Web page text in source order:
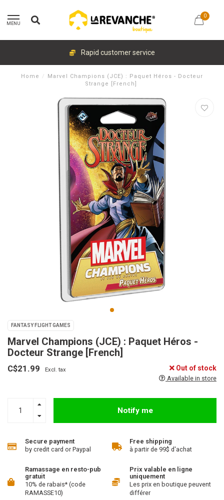
MENU
0
Rapid customer service
Home /
Marvel Champions (JCE) : Paquet Héros - Docteur
Strange [French]
FANTASY FLIGHT GAMES
Marvel Champions (JCE) : Paquet Héros -
Docteur Strange [French]
C$21.99 Excl. tax Out of stock
Available in store
Notify me
Secure payment
by credit card or Paypal
Free shipping
à partir de 99$ d'achat
Ramassage en resto-pub
gratuit
10% de rabais* (code
RAMASSE10)
Prix valable en ligne
uniquement
Les prix en boutique peuvent
différer